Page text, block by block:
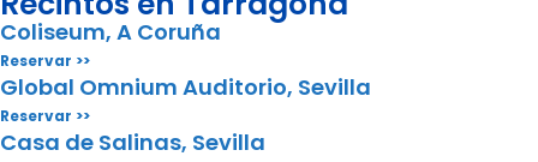
Coliseum, A Coruña
Reservar >>
Global Omnium Auditorio, Sevilla
Reservar >>
Casa de Salinas, Sevilla